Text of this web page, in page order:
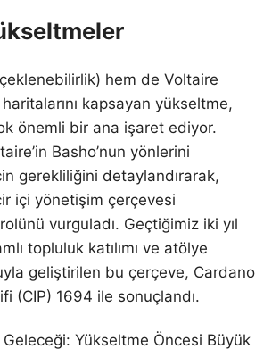
hem de Voltaire
kapsayan yükseltme,
önemli bir ana işaret ediyor.
Basho’nun yönlerini
gerekliliğini detaylandırarak,
içi yönetişim çerçevesi
vurguladı. Geçtiğimiz iki yıl
topluluk katılımı ve atölye
geliştirilen bu çerçeve, Cardano
(CIP) 1694 ile sonuçlandı.